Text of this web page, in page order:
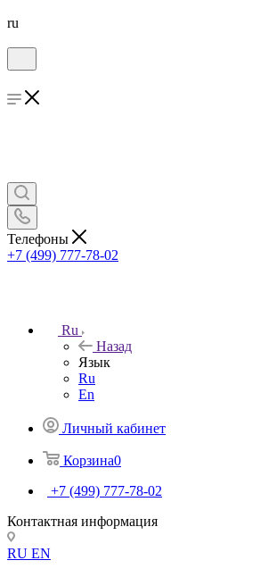
ru
Телефоны
+7 (499) 777-78-02
Ru
Назад
Язык
Ru
En
Личный кабинет
Корзина0
+7 (499) 777-78-02
Контактная информация
RU EN